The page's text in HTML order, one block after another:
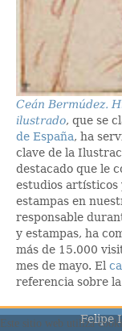
Ceán Bermúdez.
ilustrado, que se
de España, ha
clave de la
destacado que le
estudios artísticos
estampas en
responsable
y estampas, ha
más de 15.000
mes de mayo. El
referencia sobre
Felipe